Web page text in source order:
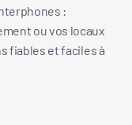
:
ou vos locaux
fiables et faciles à